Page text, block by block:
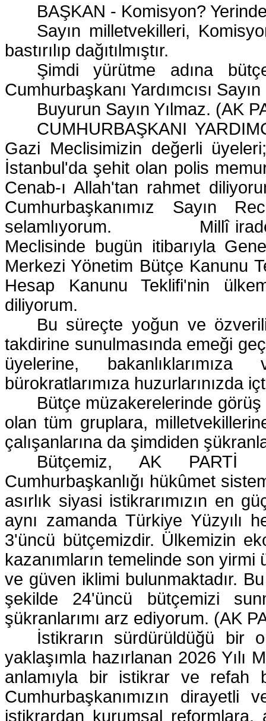
BAŞKAN - Komisyon?
Sayın milletvekilleri,
bastırılıp dağıtılmıştır.
Şimdi yürütme adına
Cumhurbaşkanı Yardımcısı
Buyurun Sayın Yılmaz. (AK
CUMHURBAŞKANI
Gazi Meclisimizin değerli
İstanbul'da şehit olan polis
Cenab-ı Allah'tan rahmet
Cumhurbaşkanımız Sayın
selamlıyorum.
Millî
Meclisinde bugün itibarıyla
Merkezi Yönetim Bütçe Kanunu
Hesap Kanunu Teklifi'nin
diliyorum.
Bu süreçte yoğun ve
takdirine sunulmasında emeği
üyelerine,
bürokratlarımıza huzurlarınızda
Bütçe müzakerelerinde
olan tüm gruplara,
çalışanlarına da şimdiden
Bütçemiz, AK PARTİ
Cumhurbaşkanlığı hükûmet
asırlık siyasi istikrarımızın en
aynı zamanda Türkiye Yüzyılı
3'üncü bütçemizdir. Ülkemizin
kazanımların temelinde son
ve güven iklimi bulunmaktadır.
şekilde 24'üncü bütçemizi
şükranlarımı arz ediyorum. (AK
İstikrarın sürdürüldüğü bir
yaklaşımla hazırlanan 2026
anlamıyla bir istikrar ve refah
Cumhurbaşkanımızın dirayetli
istikrardan kurumsal reformlara,